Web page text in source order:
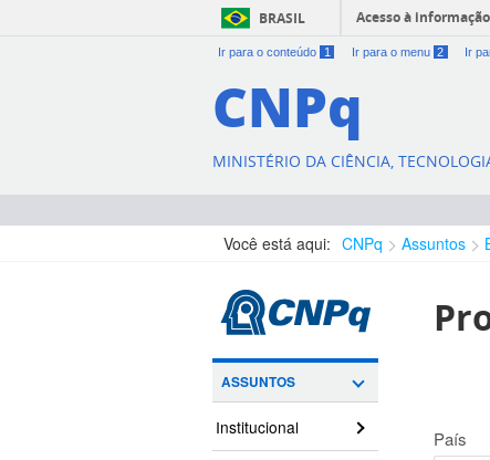
BRASIL Acesso à informação
Ir para o conteúdo 1 Ir para o menu 2 Ir
CNPq
MINISTÉRIO DA CIÊNCIA,
Você está aqui: CNPq Assuntos
ASSUNTOS
Institucional País